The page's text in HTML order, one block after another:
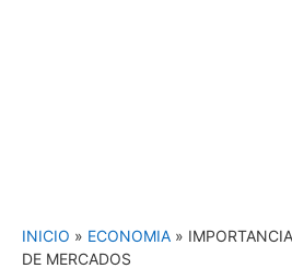
INICIO » ECONOMIA »
DE MERCADOS